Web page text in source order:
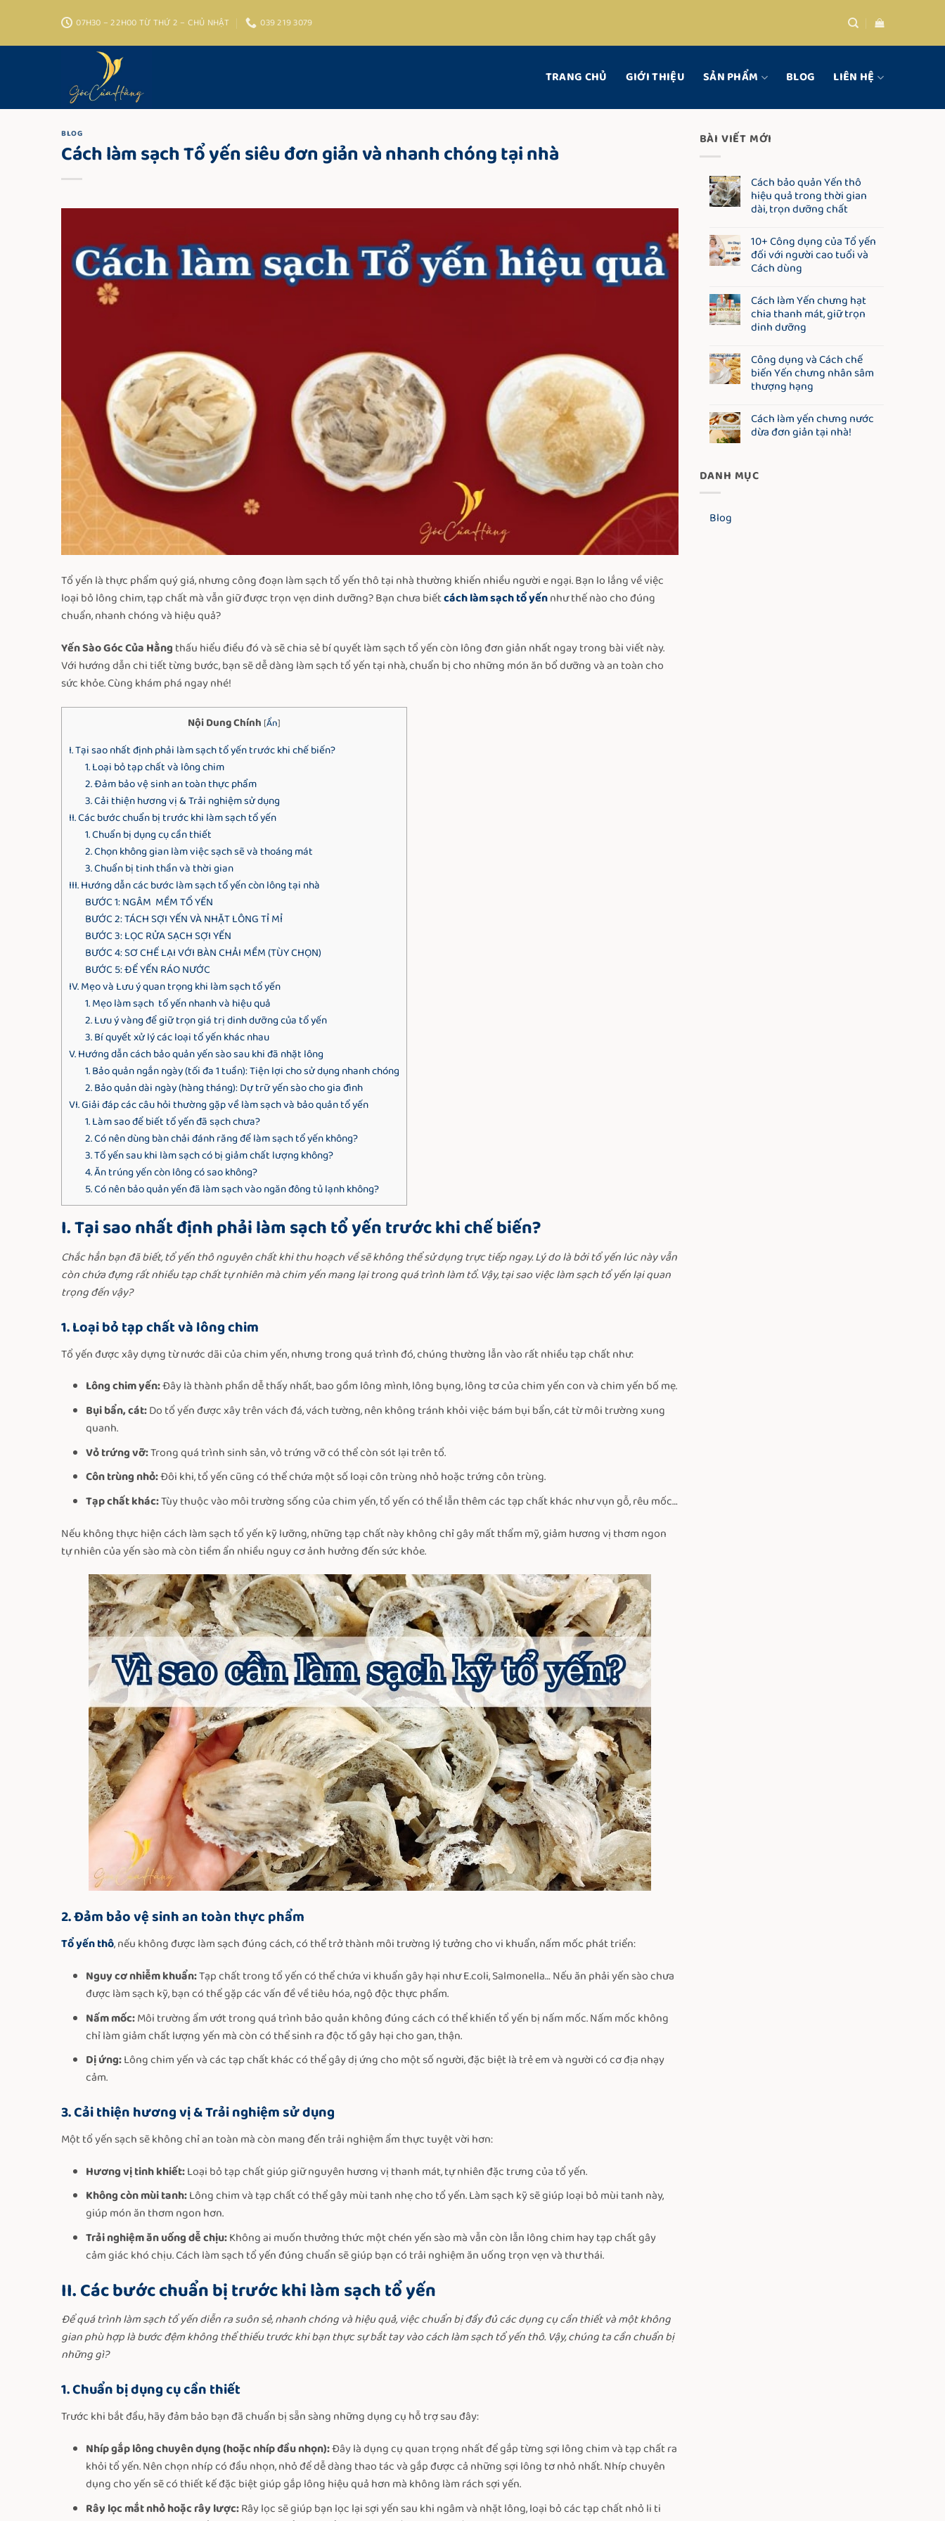
nội
07H30 – 22H00 TỪ THỨ 2 – CHỦ NHẬT 039 219 3079
TRANG CHỦ GIỚI THIỆU SẢN PHẨM BLOG LIÊN HỆ
BLOG
Cách làm sạch Tổ yến siêu đơn giản và nhanh chóng tại nhà
Tổ yến là thực phẩm quý giá, nhưng công đoạn làm sạch tổ yến thô tại nhà thường khiến nhiều người e ngại. Bạn lo lắng về việc
loại bỏ lông chim, tạp chất mà vẫn giữ được trọn vẹn dinh dưỡng? Bạn chưa biếtcách làm sạch tổ yếnnhư thế nào cho đúng
chuẩn, nhanh chóng và hiệu quả?
Yến Sào Góc Của Hằng thấu hiểu điều đó và sẽ chia sẻ bí quyết làm sạch tổ yến còn lông đơn giản nhất ngay trong bài viết này.
Với hướng dẫn chi tiết từng bước, bạn sẽ dễ dàng làm sạch tổ yến tại nhà, chuẩn bị cho những món ăn bổ dưỡng và an toàn cho
sức khỏe. Cùng khám phá ngay nhé!
Nội Dung Chính [Ẩn]
I. Tại sao nhất định phải làm sạch tổ yến trước khi chế biến?
1. Loại bỏ tạp chất và lông chim
2. Đảm bảo vệ sinh an toàn thực phẩm
3. Cải thiện hương vị & Trải nghiệm sử dụng
II. Các bước chuẩn bị trước khi làm sạch tổ yến
1. Chuẩn bị dụng cụ cần thiết
2. Chọn không gian làm việc sạch sẽ và thoáng mát
3. Chuẩn bị tinh thần và thời gian
III. Hướng dẫn các bước làm sạch tổ yến còn lông tại nhà
BƯỚC 1: NGÂM MỀM TỔ YẾN
BƯỚC 2: TÁCH SỢI YẾN VÀ NHẶT LÔNG TỈ MỈ
BƯỚC 3: LỌC RỬA SẠCH SỢI YẾN
BƯỚC 4: SƠ CHẾ LẠI VỚI BÀN CHẢI MỀM (TÙY CHỌN)
BƯỚC 5: ĐỂ YẾN RÁO NƯỚC
IV. Mẹo và Lưu ý quan trọng khi làm sạch tổ yến
1. Mẹo làm sạch tổ yến nhanh và hiệu quả
2. Lưu ý vàng để giữ trọn giá trị dinh dưỡng của tổ yến
3. Bí quyết xử lý các loại tổ yến khác nhau
V. Hướng dẫn cách bảo quản yến sào sau khi đã nhặt lông
1. Bảo quản ngắn ngày (tối đa 1 tuần): Tiện lợi cho sử dụng nhanh chóng
2. Bảo quản dài ngày (hàng tháng): Dự trữ yến sào cho gia đình
VI. Giải đáp các câu hỏi thường gặp về làm sạch và bảo quản tổ yến
1. Làm sao để biết tổ yến đã sạch chưa?
2. Có nên dùng bàn chải đánh răng để làm sạch tổ yến không?
3. Tổ yến sau khi làm sạch có bị giảm chất lượng không?
4. Ăn trúng yến còn lông có sao không?
5. Có nên bảo quản yến đã làm sạch vào ngăn đông tủ lạnh không?
I. Tại sao nhất định phải làm sạch tổ yến trước khi chế biến?
Chắc hẳn bạn đã biết, tổ yến thô nguyên chất khi thu hoạch về sẽ không thể sử dụng trực tiếp ngay. Lý do là bởi tổ yến lúc này vẫn
còn chứa đựng rất nhiều tạp chất tự nhiên mà chim yến mang lại trong quá trình làm tổ. Vậy, tại sao việc làm sạch tổ yến lại quan
trọng đến vậy?
1. Loại bỏ tạp chất và lông chim
Tổ yến được xây dựng từ nước dãi của chim yến, nhưng trong quá trình đó, chúng thường lẫn vào rất nhiều tạp chất như:
Lông chim yến:Đây là thành phần dễ thấy nhất, bao gồm lông mình, lông bụng, lông tơ của chim yến con và chim yến bố mẹ.
Bụi bẩn, cát:Do tổ yến được xây trên vách đá, vách tường, nên không tránh khỏi việc bám bụi bẩn, cát từ môi trường xung
quanh.
Vỏ trứng vỡ:Trong quá trình sinh sản, vỏ trứng vỡ có thể còn sót lại trên tổ.
Côn trùng nhỏ:Đôi khi, tổ yến cũng có thể chứa một số loại côn trùng nhỏ hoặc trứng côn trùng.
Tạp chất khác:Tùy thuộc vào môi trường sống của chim yến, tổ yến có thể lẫn thêm các tạp chất khác như vụn gỗ, rêu mốc…
Nếu không thực hiện cách làm sạch tổ yến kỹ lưỡng, những tạp chất này không chỉ gây mất thẩm mỹ, giảm hương vị thơm ngon
tự nhiên của yến sào mà còn tiềm ẩn nhiều nguy cơ ảnh hưởng đến sức khỏe.
2. Đảm bảo vệ sinh an toàn thực phẩm
Tổ yến thô, nếu không được làm sạch đúng cách, có thể trở thành môi trường lý tưởng cho vi khuẩn, nấm mốc phát triển:
Nguy cơ nhiễm khuẩn:Tạp chất trong tổ yến có thể chứa vi khuẩn gây hại như E.coli, Salmonella… Nếu ăn phải yến sào chưa
được làm sạch kỹ, bạn có thể gặp các vấn đề về tiêu hóa, ngộ độc thực phẩm.
Nấm mốc:Môi trường ẩm ướt trong quá trình bảo quản không đúng cách có thể khiến tổ yến bị nấm mốc. Nấm mốc không
chỉ làm giảm chất lượng yến mà còn có thể sinh ra độc tố gây hại cho gan, thận.
Dị ứng:Lông chim yến và các tạp chất khác có thể gây dị ứng cho một số người, đặc biệt là trẻ em và người có cơ địa nhạy
cảm.
3. Cải thiện hương vị & Trải nghiệm sử dụng
Một tổ yến sạch sẽ không chỉ an toàn mà còn mang đến trải nghiệm ẩm thực tuyệt vời hơn:
Hương vị tinh khiết:Loại bỏ tạp chất giúp giữ nguyên hương vị thanh mát, tự nhiên đặc trưng của tổ yến.
Không còn mùi tanh:Lông chim và tạp chất có thể gây mùi tanh nhẹ cho tổ yến. Làm sạch kỹ sẽ giúp loại bỏ mùi tanh này,
giúp món ăn thơm ngon hơn.
Trải nghiệm ăn uống dễ chịu:Không ai muốn thưởng thức một chén yến sào mà vẫn còn lẫn lông chim hay tạp chất gây
cảm giác khó chịu. Cách làm sạch tổ yến đúng chuẩn sẽ giúp bạn có trải nghiệm ăn uống trọn vẹn và thư thái.
II. Các bước chuẩn bị trước khi làm sạch tổ yến
Để quá trình làm sạch tổ yến diễn ra suôn sẻ, nhanh chóng và hiệu quả, việc chuẩn bị đầy đủ các dụng cụ cần thiết và một không
gian phù hợp là bước đệm không thể thiếu trước khi bạn thực sự bắt tay vào cách làm sạch tổ yến thô. Vậy, chúng ta cần chuẩn bị
những gì?
1. Chuẩn bị dụng cụ cần thiết
Trước khi bắt đầu, hãy đảm bảo bạn đã chuẩn bị sẵn sàng những dụng cụ hỗ trợ sau đây:
Nhíp gắp lông chuyên dụng (hoặc nhíp đầu nhọn):Đây là dụng cụ quan trọng nhất để gắp từng sợi lông chim và tạp chất ra
khỏi tổ yến. Nên chọn nhíp có đầu nhọn, nhỏ để dễ dàng thao tác và gắp được cả những sợi lông tơ nhỏ nhất. Nhíp chuyên
dụng cho yến sẽ có thiết kế đặc biệt giúp gắp lông hiệu quả hơn mà không làm rách sợi yến.
Rây lọc mắt nhỏ hoặc rây lược:Rây lọc sẽ giúp bạn lọc lại sợi yến sau khi ngâm và nhặt lông, loại bỏ các tạp chất nhỏ li ti
BÀI VIẾT MỚI
Cách bảo quản Yến thô
hiệu quả trong thời gian
dài, trọn dưỡng chất
10+ Công dụng của Tổ yến
đối với người cao tuổi và
Cách dùng
Cách làm Yến chưng hạt
chia thanh mát, giữ trọn
dinh dưỡng
Công dụng và Cách chế
biến Yến chưng nhân sâm
thượng hạng
Cách làm yến chưng nước
dừa đơn giản tại nhà!
DANH MỤC
Blog